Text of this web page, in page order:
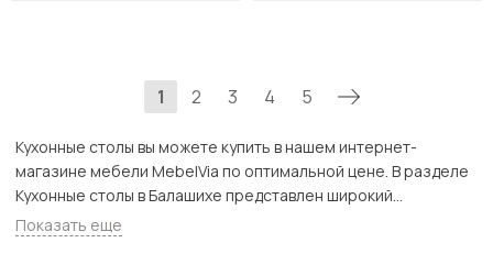
1 2 3 4 5
Кухонные столы вы можете купить в нашем интернет-
магазине мебели MebelVia по оптимальной цене. В разделе
Кухонные столы в Балашихе представлен широкий
ассортимент товаров с доставкой в Москве и Подмосковью,
включая Балашиха. Всего товаров в категории «Кухонные
Показать еще